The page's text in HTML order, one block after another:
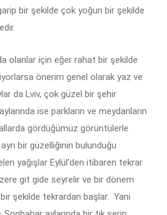
bir şekilde çok yoğun bir şekilde
olanlar için eğer rahat bir şekilde
önerim genel olarak yaz ve
da Lviv, çok güzel bir şehir
ise parkların ve meydanların
gördüğümüz görüntülerle
ayrı bir güzelliğinin bulunduğu
yağışlar Eylül’den itibaren tekrar
git gide seyrelir ve bir dönem
şekilde tekrardan başlar. Yani